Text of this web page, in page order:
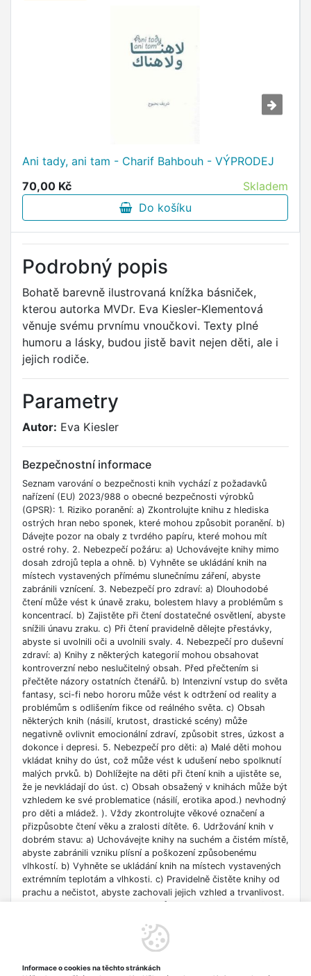
Ani tady, ani tam - Charif Bahbouh - VÝPRODEJ
70,00 Kč
Skladem
Do košíku
Podrobný popis
Bohatě barevně ilustrovaná knížka básniček,
kterou autorka MVDr. Eva Kiesler-Klementová
věnuje svému prvnímu vnoučkovi. Texty plné
humoru a lásky, budou jistě bavit nejen děti, ale i
jejich rodiče.
Parametry
Autor: Eva Kiesler
Bezpečnostní informace
Seznam varování o bezpečnosti knih vychází z požadavků
nařízení (EU) 2023/988 o obecné bezpečnosti výrobků
(GPSR): 1. Riziko poranění: a) Zkontrolujte knihu z hlediska
ostrých hran nebo sponek, které mohou způsobit poranění. b)
Dávejte pozor na obaly z tvrdého papíru, které mohou mít
ostré rohy. 2. Nebezpečí požáru: a) Uchovávejte knihy mimo
dosah zdrojů tepla a ohně. b) Vyhněte se ukládání knih na
místech vystavených přímému slunečnímu záření, abyste
zabránili vznícení. 3. Nebezpečí pro zdraví: a) Dlouhodobé
čtení může vést k únavě zraku, bolestem hlavy a problémům s
koncentrací. b) Zajistěte při čtení dostatečné osvětlení, abyste
snížili únavu zraku. c) Při čtení pravidelně dělejte přestávky,
abyste si uvolnili oči a uvolnili svaly. 4. Nebezpečí pro duševní
zdraví: a) Knihy z některých kategorií mohou obsahovat
kontroverzní nebo neslučitelný obsah. Před přečtením si
přečtěte názory ostatních čtenářů. b) Intenzivní vstup do světa
fantasy, sci-fi nebo hororu může vést k odtržení od reality a
problémům s odlišením fikce od reálného světa. c) Obsah
některých knih (násilí, krutost, drastické scény) může
negativně ovlivnit emocionální zdraví, způsobit stres, úzkost a
dokonce i depresi. 5. Nebezpečí pro děti: a) Malé děti mohou
vkládat knihy do úst, což může vést k udušení nebo spolknutí
malých prvků. b) Dohlížejte na děti při čtení knih a ujistěte se,
že je nevkládají do úst. c) Obsah obsažený v knihách může být
vzhledem ke své problematice (násilí, erotika apod.) nevhodný
pro děti a mládež. ). Vždy zkontrolujte věkové označení a
přizpůsobte čtení věku a zralosti dítěte. 6. Udržování knih v
dobrém stavu: a) Uchovávejte knihy na suchém a čistém místě,
abyste zabránili vzniku plísní a poškození způsobenému
vlhkostí. b) Vyhněte se ukládání knih na místech vystavených
extrémním teplotám a vlhkosti. c) Pravidelně čistěte knihy od
prachu a nečistot, abyste zachovali jejich vzhled a trvanlivost.
vzdělávací nebo profesní účely. b) Věnujte pozornost datu
vydání, protože znalosti v některých oblastech se rychle
zdrojů uvedených v knize buďte opatrní a dodržujte pravidla
Informace o cookies na těchto stránkách